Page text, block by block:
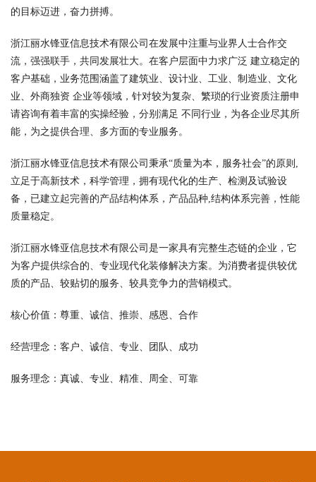
的目标迈进，奋力拼搏。
浙江丽水锋亚信息技术有限公司在发展中注重与业界人士合作交
流，强强联手，共同发展壮大。在客户层面中力求广泛 建立稳定的
客户基础，业务范围涵盖了建筑业、设计业、工业、制造业、文化
业、外商独资 企业等领域，针对较为复杂、繁琐的行业资质注册申
请咨询有着丰富的实操经验，分别满足 不同行业，为各企业尽其所
能，为之提供合理、多方面的专业服务。
浙江丽水锋亚信息技术有限公司秉承“质量为本，服务社会”的原则,
立足于高新技术，科学管理，拥有现代化的生产、检测及试验设
备，已建立起完善的产品结构体系，产品品种,结构体系完善，性能
质量稳定。
浙江丽水锋亚信息技术有限公司是一家具有完整生态链的企业，它
为客户提供综合的、专业现代化装修解决方案。为消费者提供较优
质的产品、较贴切的服务、较具竞争力的营销模式。
核心价值：尊重、诚信、推崇、感恩、合作
经营理念：客户、诚信、专业、团队、成功
服务理念：真诚、专业、精准、周全、可靠